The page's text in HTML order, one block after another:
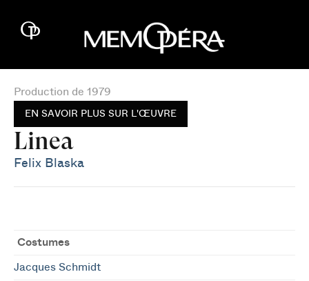
Production de 1979
EN SAVOIR PLUS SUR L'ŒUVRE
Linea
Felix Blaska
Costumes
Jacques Schmidt